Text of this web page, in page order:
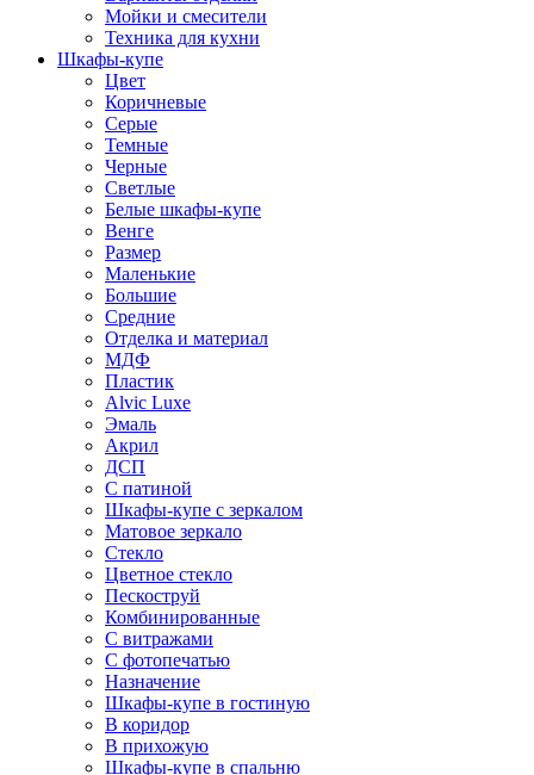
Мойки и смесители
Техника для кухни
Шкафы-купе
Цвет
Коричневые
Серые
Темные
Черные
Светлые
Белые шкафы-купе
Венге
Размер
Маленькие
Большие
Средние
Отделка и материал
МДФ
Пластик
Alvic Luxe
Эмаль
Акрил
ДСП
С патиной
Шкафы-купе с зеркалом
Матовое зеркало
Стекло
Цветное стекло
Пескоструй
Комбинированные
С витражами
С фотопечатью
Назначение
Шкафы-купе в гостиную
В коридор
В прихожую
Шкафы-купе в спальню